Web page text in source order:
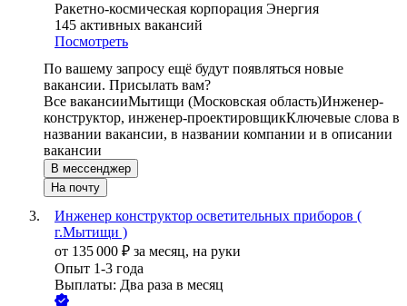
Ракетно-космическая корпорация Энергия
145 активных вакансий
Посмотреть
По вашему запросу ещё будут появляться новые
вакансии. Присылать вам?
Все вакансииМытищи (Московская область)Инженер-
конструктор, инженер-проектировщикКлючевые слова в
названии вакансии, в названии компании и в описании
вакансии
В мессенджер
На почту
Инженер конструктор осветительных приборов (
г.Мытищи )
от 135 000 ₽ за месяц, на руки
Опыт 1-3 года
Выплаты: Два раза в месяц